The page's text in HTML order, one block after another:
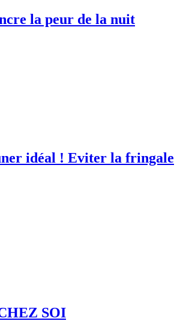
la peur de la nuit
idéal ! Eviter la fringale
SOI